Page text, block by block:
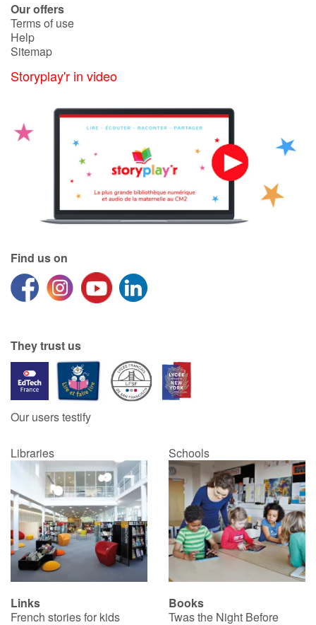
Catalogue anglais
Contraste +
Help
Schools
Libraries
Videos & Tutorials
Blog
Learn french with Storyplay'r
French book lists for children
Reading for children
Activities and workshops
Dyslexia and reading disorders
Our offers
Terms of use
Help
Sitemap
Storyplay'r in video
Find us on
They trust us
Our users testify
Libraries Schools
Links
French stories for kids
Books
Twas the Night Before